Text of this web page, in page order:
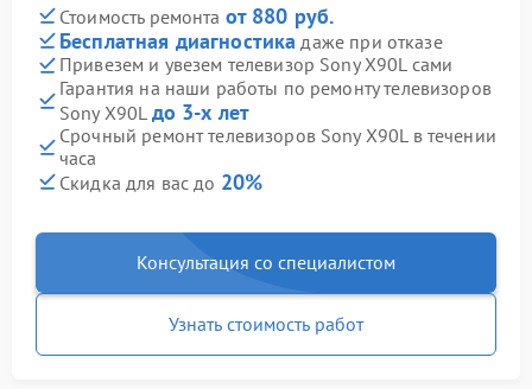
Стоимость ремонта от 880 руб.
Бесплатная диагностика даже при отказе
Привезем и увезем телевизор Sony X90L сами
Гарантия на наши работы по ремонту телевизоров
Sony X90L до 3-х лет
Срочный ремонт телевизоров Sony X90L в течении
часа
Скидка для вас до 20%
Консультация со специалистом
Узнать стоимость работ